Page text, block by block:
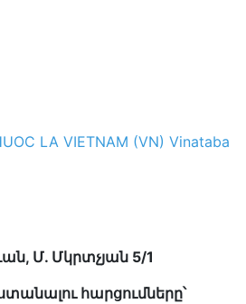
LA VIETNAM (VN) Vinataba
Մ. Մկրտչյան 5/1
հարցումները՝